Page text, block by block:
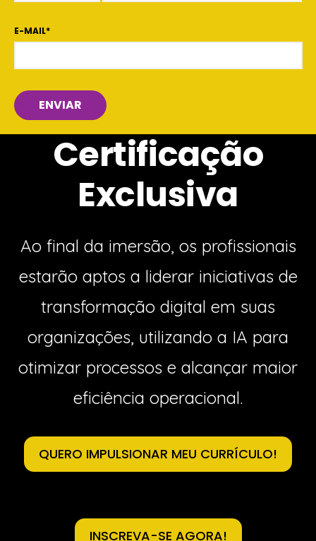
E-MAIL*
Certificação
Exclusiva
Ao final da imersão, os profissionais
estarão aptos a liderar iniciativas de
transformação digital em suas
organizações, utilizando a IA para
otimizar processos e alcançar maior
eficiência operacional.
QUERO IMPULSIONAR MEU CURRÍCULO!
INSCREVA-SE AGORA!